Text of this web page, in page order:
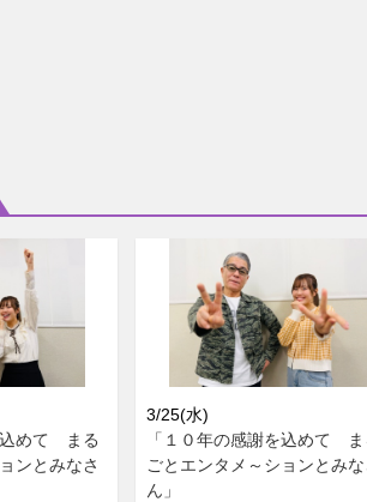
込めて まる
ンとみなさ
3/25(水)
「１０年の感謝を込めて
ごとエンタメ～ションとみ
ん」